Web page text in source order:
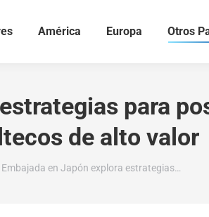
América Europa Otros
para
de alto valor
Embajada en Japón explora estrategias…